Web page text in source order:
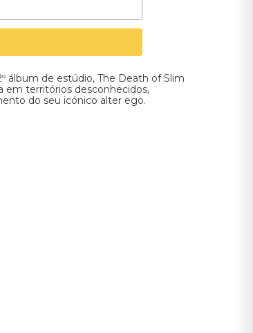
álbum de estúdio, The Death of Slim
em territórios desconhecidos,
do seu icónico alter ego.